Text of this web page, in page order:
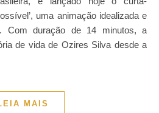
uma animação idealizada e
Com duração de 14 minutos, a
de vida de Ozires Silva desde a
MAIS